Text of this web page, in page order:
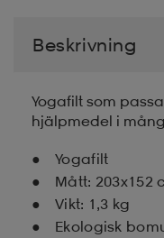
Beskrivning
Yogafilt som
hjälpmedel i
Yogafilt
Mått: 203x152
Vikt: 1,3 kg
Ekologisk